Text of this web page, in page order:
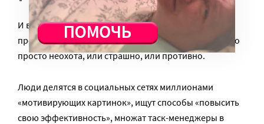
И в жизни любому человеку неизбежно придется
проходить через эпизоды, когда надо сделать то, что
просто неохота, или страшно, или противно.
Люди делятся в социальных сетях миллионами
«мотивирующих картинок», ищут способы «повысить
свою эффективность», множат таск-менеджеры в